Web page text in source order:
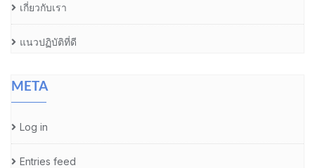
เกี่ยวกับเรา
แนวปฏิบัติที่ดี
META
Log in
Entries feed